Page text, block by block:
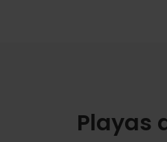
Playas